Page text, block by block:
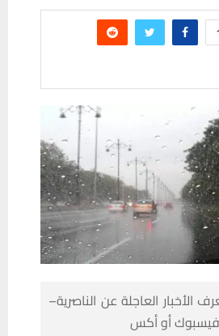
العاجلة عن الناصرية–
فيسبوك أو أكس